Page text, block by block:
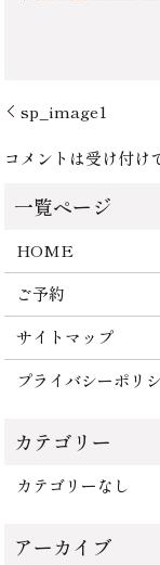
sp_image1
コメントは受け付け
HOME
ご予約
サイトマップ
プライバシーポリ
カテゴリーなし